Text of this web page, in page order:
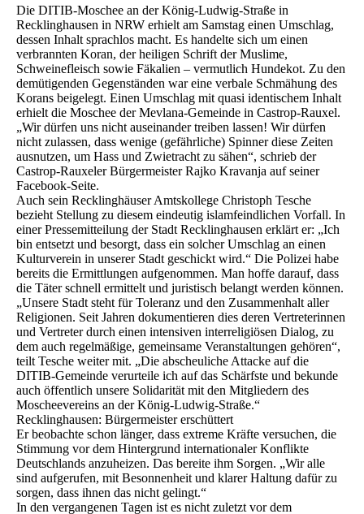
Die DITIB-Moschee an der König-Ludwig-Straße in
Recklinghausen in NRW erhielt am Samstag einen Umschlag,
dessen Inhalt sprachlos macht. Es handelte sich um einen
verbrannten Koran, der heiligen Schrift der Muslime,
Schweinefleisch sowie Fäkalien – vermutlich Hundekot. Zu den
demütigenden Gegenständen war eine verbale Schmähung des
Korans beigelegt. Einen Umschlag mit quasi identischem Inhalt
erhielt die Moschee der Mevlana-Gemeinde in Castrop-Rauxel.
„Wir dürfen uns nicht auseinander treiben lassen! Wir dürfen
nicht zulassen, dass wenige (gefährliche) Spinner diese Zeiten
ausnutzen, um Hass und Zwietracht zu sähen“, schrieb der
Castrop-Rauxeler Bürgermeister Rajko Kravanja auf seiner
Facebook-Seite.
Auch sein Recklinghäuser Amtskollege Christoph Tesche
bezieht Stellung zu diesem eindeutig islamfeindlichen Vorfall. In
einer Pressemitteilung der Stadt Recklinghausen erklärt er: „Ich
bin entsetzt und besorgt, dass ein solcher Umschlag an einen
Kulturverein in unserer Stadt geschickt wird.“ Die Polizei habe
bereits die Ermittlungen aufgenommen. Man hoffe darauf, dass
die Täter schnell ermittelt und juristisch belangt werden können.
„Unsere Stadt steht für Toleranz und den Zusammenhalt aller
Religionen. Seit Jahren dokumentieren dies deren Vertreterinnen
und Vertreter durch einen intensiven interreligiösen Dialog, zu
dem auch regelmäßige, gemeinsame Veranstaltungen gehören“,
teilt Tesche weiter mit. „Die abscheuliche Attacke auf die
DITIB-Gemeinde verurteile ich auf das Schärfste und bekunde
auch öffentlich unsere Solidarität mit den Mitgliedern des
Moscheevereins an der König-Ludwig-Straße.“
Recklinghausen: Bürgermeister erschüttert
Er beobachte schon länger, dass extreme Kräfte versuchen, die
Stimmung vor dem Hintergrund internationaler Konflikte
Deutschlands anzuheizen. Das bereite ihm Sorgen. „Wir alle
sind aufgerufen, mit Besonnenheit und klarer Haltung dafür zu
sorgen, dass ihnen das nicht gelingt.“
In den vergangenen Tagen ist es nicht zuletzt vor dem